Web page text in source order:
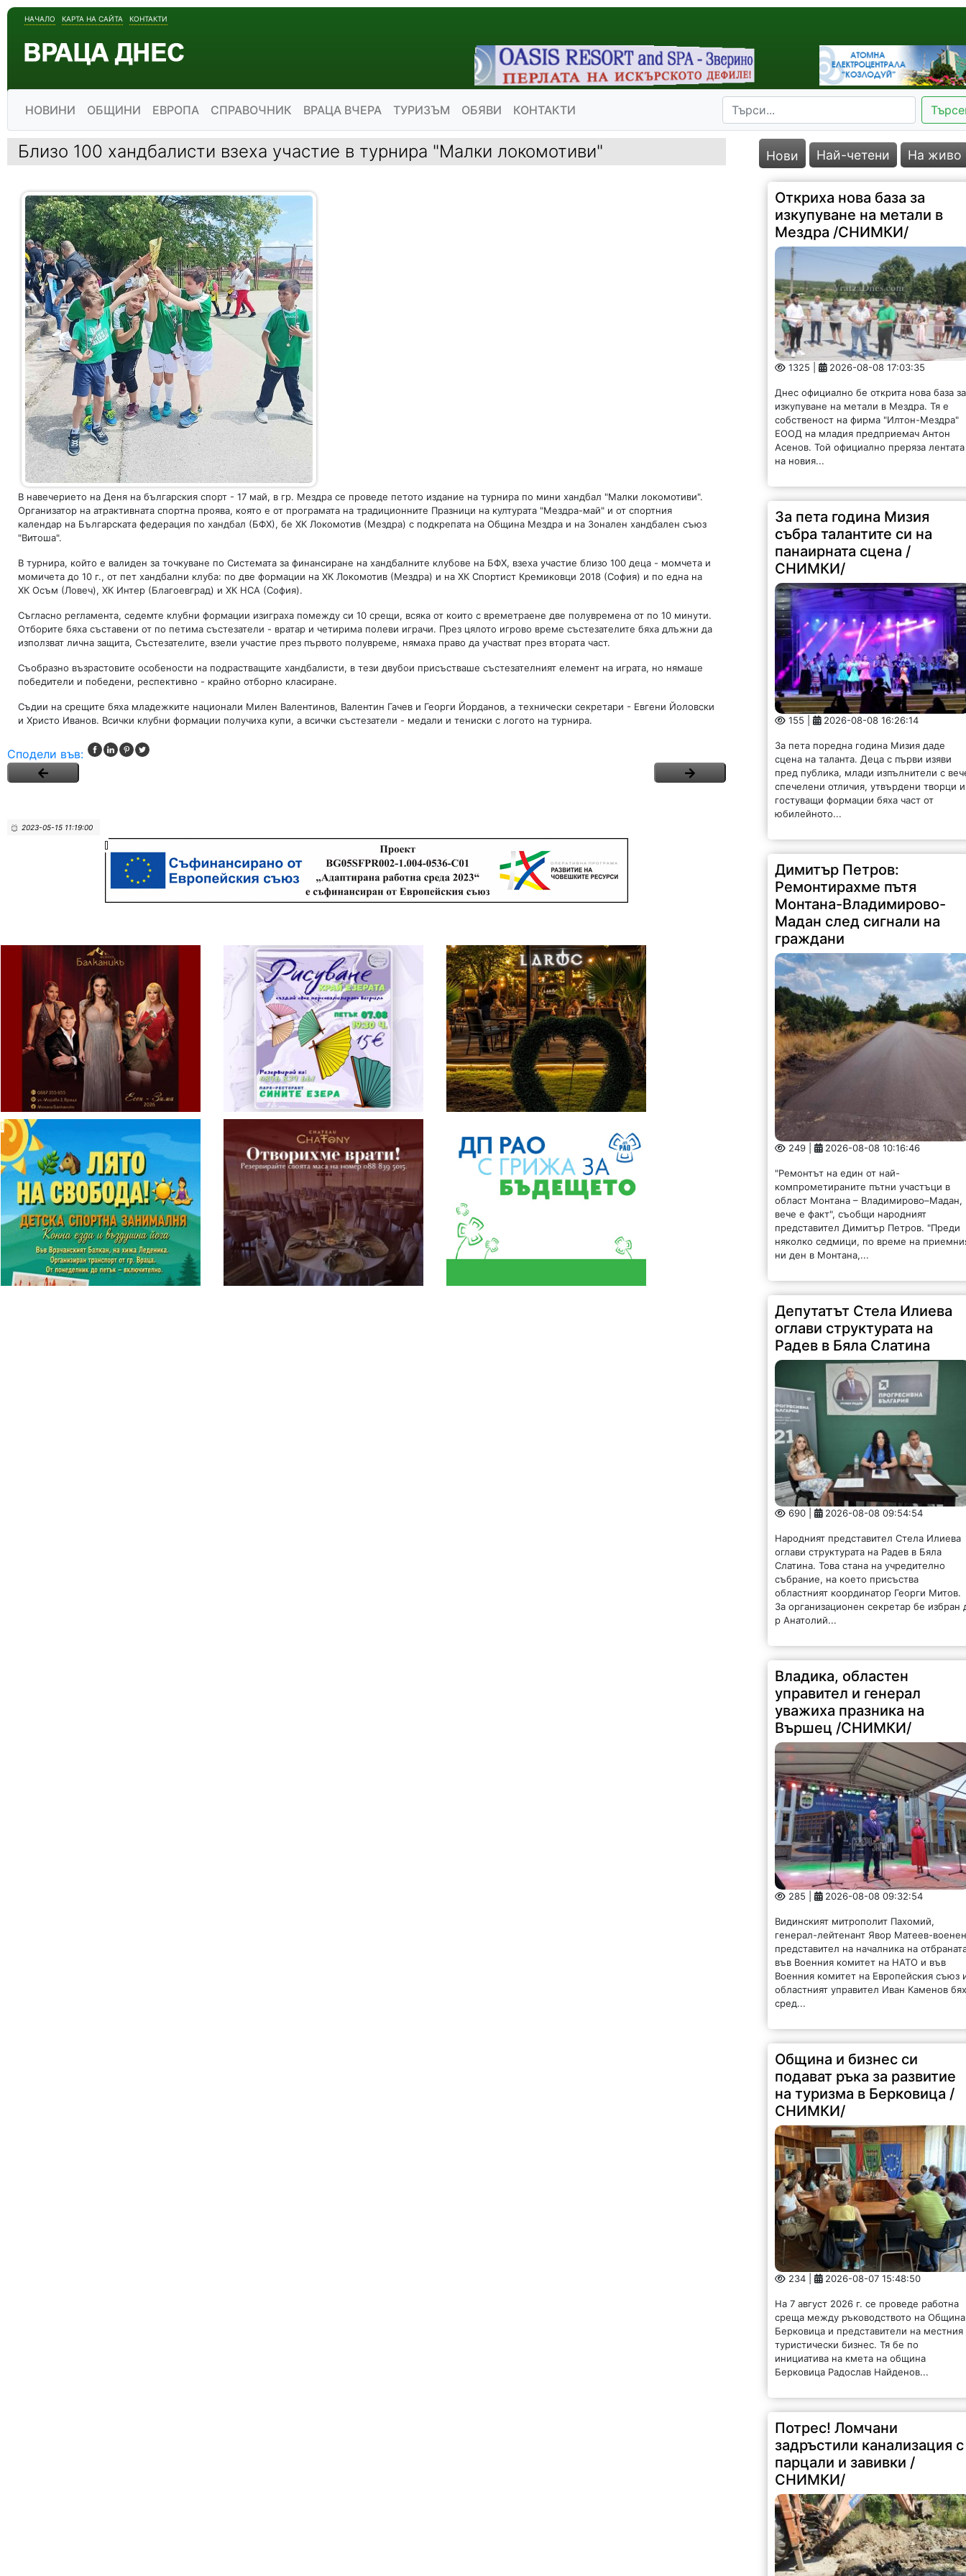
НАЧАЛО КАРТА НА САЙТА КОНТАКТИ
НОВИНИ ОБЩИНИ ЕВРОПА СПРАВОЧНИК ВРАЦА ВЧЕРА ТУРИЗЪМ ОБЯВИ КОНТАКТИ
Близо 100 хандбалисти взеха участие в турнира "Малки локомотиви"
В навечерието на Деня на българския спорт - 17 май, в гр. Мездра се проведе петото издание на турнира по мини хандбал "Малки локомотиви".
Организатор на атрактивната спортна проява, която е от програмата на традиционните Празници на културата "Мездра-май" и от спортния
календар на Българската федерация по хандбал (БФХ), бе ХК Локомотив (Мездра) с подкрепата на Община Мездра и на Зонален хандбален съюз
"Витоша".
В турнира, който е валиден за точкуване по Системата за финансиране на хандбалните клубове на БФХ, взеха участие близо 100 деца - момчета и
момичета до 10 г., от пет хандбални клуба: по две формации на ХК Локомотив (Мездра) и на ХК Спортист Кремиковци 2018 (София) и по една на
ХК Осъм (Ловеч), ХК Интер (Благоевград) и ХК НСА (София).
Съгласно регламента, седемте клубни формации изиграха помежду си 10 срещи, всяка от които с времетраене две полувремена от по 10 минути.
Отборите бяха съставени от по петима състезатели - вратар и четирима полеви играчи. През цялото игрово време състезателите бяха длъжни да
използват лична защита, Състезателите, взели участие през първото полувреме, нямаха право да участват през втората част.
Съобразно възрастовите особености на подрастващите хандбалисти, в тези двубои присъстваше състезателният елемент на играта, но нямаше
победители и победени, респективно - крайно отборно класиране.
Съдии на срещите бяха младежките национали Милен Валентинов, Валентин Гачев и Георги Йорданов, а технически секретари - Евгени Йоловски
и Христо Иванов. Всички клубни формации получиха купи, а всички състезатели - медали и тениски с логото на турнира.
Сподели във:
2023-05-15 11:19:00
Нови Най-четени На живо
Откриха нова база за
изкупуване на метали в
Мездра /СНИМКИ/
1325 | 2026-08-08 17:03:35
Днес официално бе открита нова база за
изкупуване на метали в Мездра. Тя е
собственост на фирма "Илтон-Мездра"
ЕООД на младия предприемач Антон
Асенов. Той официално преряза лентата
на новия...
За пета година Мизия
събра талантите си на
панаирната сцена /
СНИМКИ/
155 | 2026-08-08 16:26:14
За пета поредна година Мизия даде
сцена на таланта. Деца с първи изяви
пред публика, млади изпълнители с
спечелени отличия, утвърдени творци и
гостуващи формации бяха част от
юбилейното...
Димитър Петров:
Ремонтирахме пътя
Монтана-Владимирово-
Мадан след сигнали на
граждани
249 | 2026-08-08 10:16:46
"Ремонтът на един от най-
компрометираните пътни участъци в
област Монтана – Владимирово–Мадан,
вече е факт", съобщи народният
представител Димитър Петров. "Преди
няколко седмици, по време на
ни ден в Монтана,...
Депутатът Стела Илиева
оглави структурата на
Радев в Бяла Слатина
690 | 2026-08-08 09:54:54
Народният представител Стела Илиева
оглави структурата на Радев в Бяла
Слатина. Това стана на учредително
събрание, на което присъства
областният координатор Георги Митов.
За организационен секретар бе избран
р Анатолий...
Владика, областен
управител и генерал
уважиха празника на
Вършец /СНИМКИ/
285 | 2026-08-08 09:32:54
Видинският митрополит Пахомий,
генерал-лейтенант Явор Матеев-
представител на началника на
във Военния комитет на НАТО и във
Военния комитет на Европейския съюз
областният управител Иван Каменов
сред...
Община и бизнес си
подават ръка за развитие
на туризма в Берковица /
СНИМКИ/
234 | 2026-08-07 15:48:50
На 7 август 2026 г. се проведе работна
среща между ръководството на Община
Берковица и представители на местния
туристически бизнес. Тя бе по
инициатива на кмета на община
Берковица Радослав Найденов...
Потрес! Ломчани
задръстили канализация с
парцали и завивки /
СНИМКИ/